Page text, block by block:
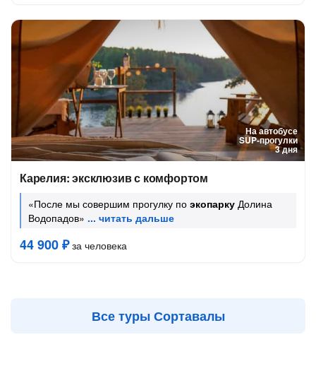
На автобусе
SUP-прогулки
3 дня
Карелия: эксклюзив с комфортом
«После мы совершим прогулку по экопарку Долина
Водопадов»
44 900 ₽за человека
Все туры Сортавалы